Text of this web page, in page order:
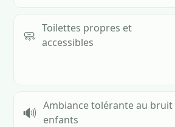
🧼 Toilettes propres et
accessibles
🔊 Ambiance tolérante au bruit
enfants